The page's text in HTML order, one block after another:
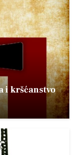
i kršćanstvo